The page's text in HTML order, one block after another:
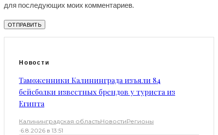
для последующих моих комментариев.
Новости
Таможенники Калининграда изъяли 84
бейсболки известных брендов у туриста из
Египта
Калининградская областьНовостиРегионы
·6.8.2026 в 13:51